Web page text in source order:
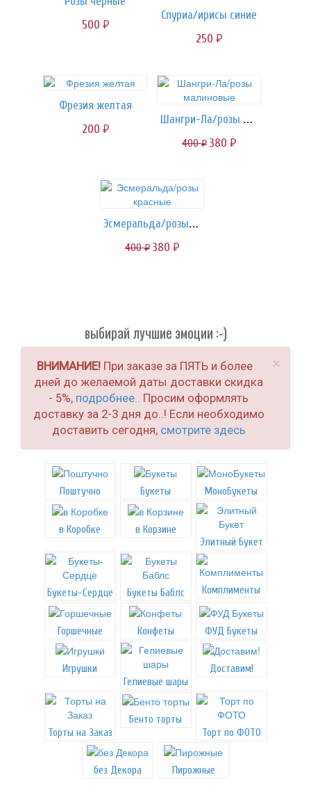
500 руб.
Спуриа/ирисы синие
250 руб.
Фрезия желтая
200 руб.
Шангри-Ла/розы малиновые
400руб. 380 руб.
Эсмеральда/розы красные
400руб. 380 руб.
выбирай лучшие эмоции :-)
×
ВНИМАНИЕ! При заказе за ПЯТЬ и более
дней до желаемой даты доставки скидка
- 5%, подробнее.. Просим оформлять
доставку за 2-3 дня до..! Если необходимо
доставить сегодня, смотрите здесь
Поштучно Букеты МоноБукеты
в Коробке
в Корзине
Элитный Букет
Букеты-Сердце Букеты Баблс Комплименты
Горшечные Конфеты ФУД Букеты
Игрушки
Гелиевые шары
Доставим!
Торты на Заказ
Бенто торты
Торт по ФОТО
без Декора Пирожные